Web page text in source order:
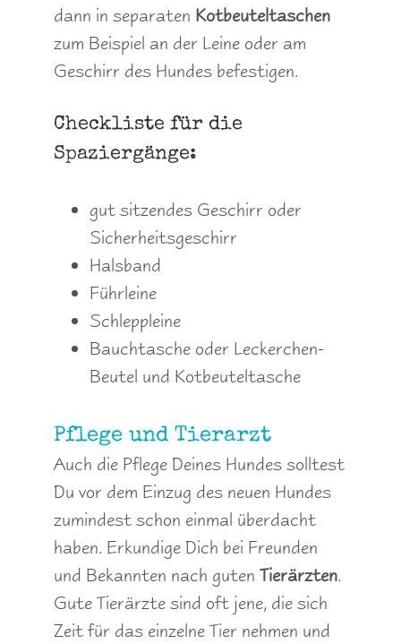
dann in separaten Kotbeuteltaschen
zum Beispiel an der Leine oder am
Geschirr des Hundes befestigen.
Checkliste für die
Spaziergänge:
gut sitzendes Geschirr oder
Sicherheitsgeschirr
Halsband
Führleine
Schleppleine
Bauchtasche oder Leckerchen-
Beutel und Kotbeuteltasche
Pflege und Tierarzt
Auch die Pflege Deines Hundes solltest
Du vor dem Einzug des neuen Hundes
zumindest schon einmal überdacht
haben. Erkundige Dich bei Freunden
und Bekannten nach guten Tierärzten.
Gute Tierärzte sind oft jene, die sich
Zeit für das einzelne Tier nehmen und